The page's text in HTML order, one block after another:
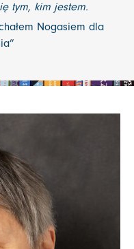
tym, kim jestem.
Nogasiem dla